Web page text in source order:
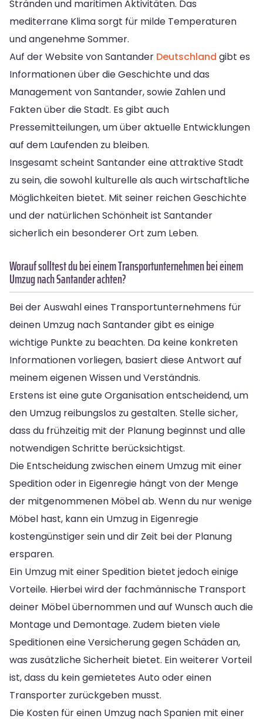
Stränden und maritimen Aktivitäten. Das
mediterrane Klima sorgt für milde Temperaturen
und angenehme Sommer.
Auf der Website von Santander Deutschland gibt es
Informationen über die Geschichte und das
Management von Santander, sowie Zahlen und
Fakten über die Stadt. Es gibt auch
Pressemitteilungen, um über aktuelle Entwicklungen
auf dem Laufenden zu bleiben.
Insgesamt scheint Santander eine attraktive Stadt
zu sein, die sowohl kulturelle als auch wirtschaftliche
Möglichkeiten bietet. Mit seiner reichen Geschichte
und der natürlichen Schönheit ist Santander
sicherlich ein besonderer Ort zum Leben.
Worauf solltest du bei einem Transportunternehmen bei einem
Umzug nach Santander achten?
Bei der Auswahl eines Transportunternehmens für
deinen Umzug nach Santander gibt es einige
wichtige Punkte zu beachten. Da keine konkreten
Informationen vorliegen, basiert diese Antwort auf
meinem eigenen Wissen und Verständnis.
Erstens ist eine gute Organisation entscheidend, um
den Umzug reibungslos zu gestalten. Stelle sicher,
dass du frühzeitig mit der Planung beginnst und alle
notwendigen Schritte berücksichtigst.
Die Entscheidung zwischen einem Umzug mit einer
Spedition oder in Eigenregie hängt von der Menge
der mitgenommenen Möbel ab. Wenn du nur wenige
Möbel hast, kann ein Umzug in Eigenregie
kostengünstiger sein und dir Zeit bei der Planung
ersparen.
Ein Umzug mit einer Spedition bietet jedoch einige
Vorteile. Hierbei wird der fachmännische Transport
deiner Möbel übernommen und auf Wunsch auch die
Montage und Demontage. Zudem bieten viele
Speditionen eine Versicherung gegen Schäden an,
was zusätzliche Sicherheit bietet. Ein weiterer Vorteil
ist, dass du kein gemietetes Auto oder einen
Transporter zurückgeben musst.
Die Kosten für einen Umzug nach Spanien mit einer